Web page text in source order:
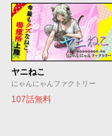
ヤニねこ
にゃんにゃんファクトリー
107話無料